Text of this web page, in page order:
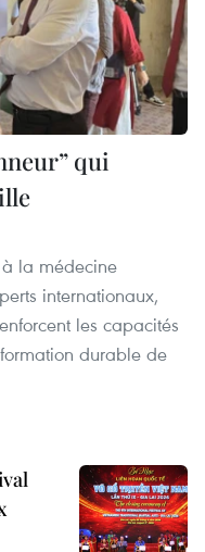
qui
la médecine
internationaux,
les capacités
durable de